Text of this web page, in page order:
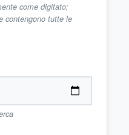
come digitato;
contengono tutte le